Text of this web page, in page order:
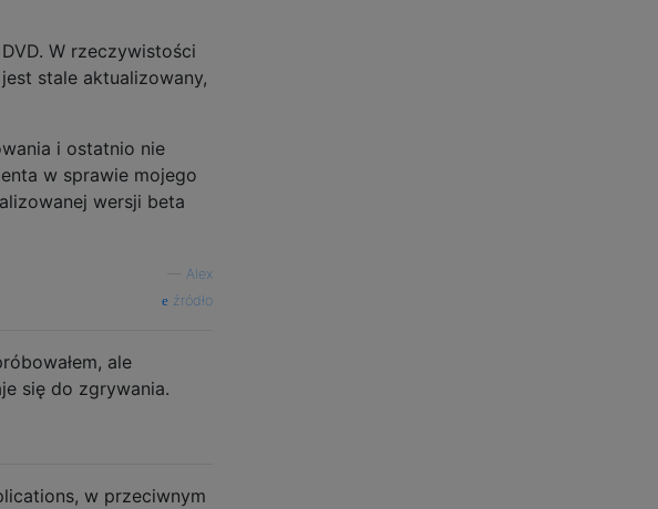
W rzeczywistości
stale aktualizowany,
i ostatnio nie
w sprawie mojego
wersji beta
Alex
źródło
ale
się do zgrywania.
w przeciwnym